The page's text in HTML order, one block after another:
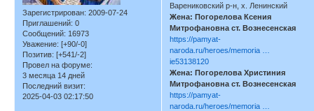
Зарегистрирован: 2009-07-24
Приглашений: 0
Сообщений: 16973
Уважение: [+90/-0]
Позитив: [+541/-2]
Провел на форуме:
3 месяца 14 дней
Последний визит:
2025-04-03 02:17:50
Варениковский р-н, х. Ленинский
Жена: Погорелова Ксения
Митрофановна ст. Вознесенская
https://pamyat-
naroda.ru/heroes/memoria …
ie53138120
Жена: Погорелова Христиния
Митрофановна ст. Вознесенская
https://pamyat-
naroda.ru/heroes/memoria …